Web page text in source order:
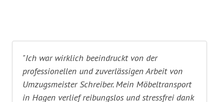
"Ich war wirklich beeindruckt von der
professionellen und zuverlässigen Arbeit von
Umzugsmeister Schreiber. Mein Möbeltransport
in Hagen verlief reibungslos und stressfrei dank